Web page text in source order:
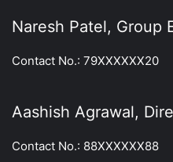
Naresh Patel, Group
Contact No.: 79XXXXXX20
Aashish Agrawal,
Contact No.: 88XXXXXX88